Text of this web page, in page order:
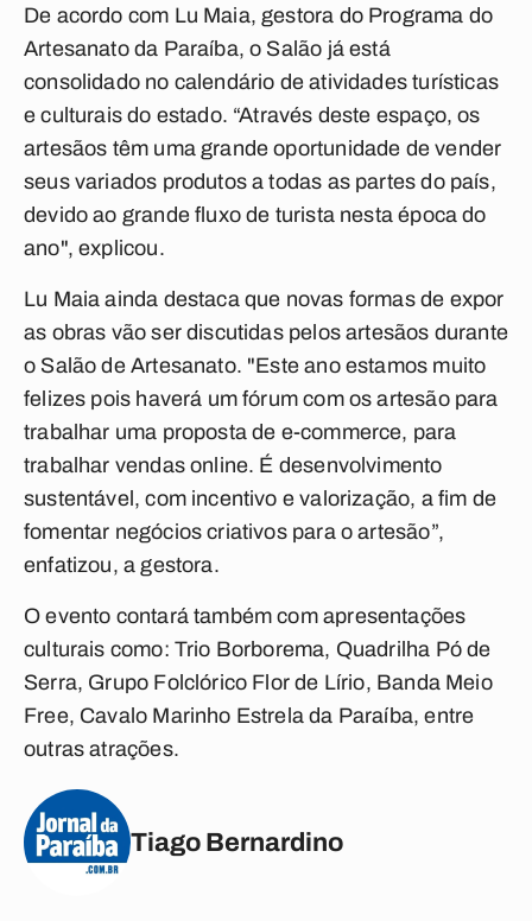
De acordo com Lu Maia, gestora do Programa do
Artesanato da Paraíba, o Salão já está
consolidado no calendário de atividades turísticas
e culturais do estado. “Através deste espaço, os
artesãos têm uma grande oportunidade de vender
seus variados produtos a todas as partes do país,
devido ao grande fluxo de turista nesta época do
ano", explicou.
Lu Maia ainda destaca que novas formas de expor
as obras vão ser discutidas pelos artesãos durante
o Salão de Artesanato. "Este ano estamos muito
felizes pois haverá um fórum com os artesão para
trabalhar uma proposta de e-commerce, para
trabalhar vendas online. É desenvolvimento
sustentável, com incentivo e valorização, a fim de
fomentar negócios criativos para o artesão”,
enfatizou, a gestora.
O evento contará também com apresentações
culturais como: Trio Borborema, Quadrilha Pó de
Serra, Grupo Folclórico Flor de Lírio, Banda Meio
Free, Cavalo Marinho Estrela da Paraíba, entre
outras atrações.
Tiago Bernardino